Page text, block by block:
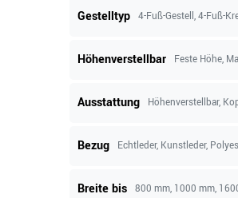
Gestelltyp 4-Fuß-Gestell, 4-Fuß-
Höhenverstellbar Feste Höhe,
Ausstattung Höhenverstellbar,
Bezug Echtleder, Kunstleder,
Breite bis 800 mm, 1000 mm, 1600